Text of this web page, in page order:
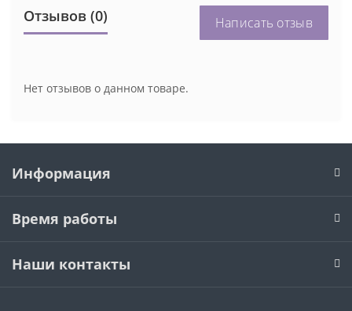
Отзывов (0) Написать отзыв
Нет отзывов о данном товаре.
Информация
Время работы
Наши контакты